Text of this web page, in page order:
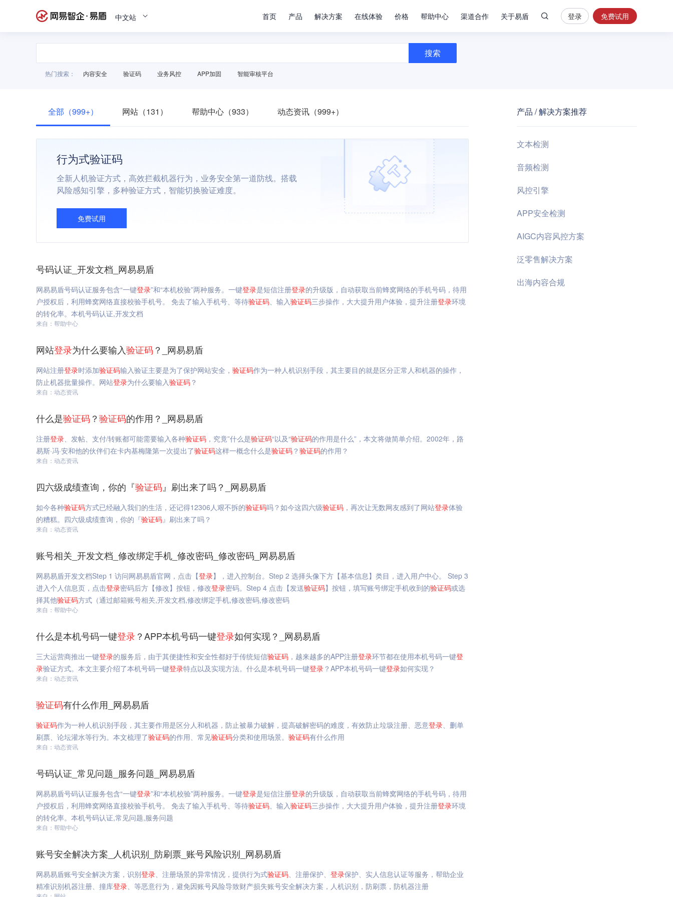
中文站 首页 产品 解决方案 在线体验 价格 帮助中心 渠道合作 关于易盾
安
全
控
登录 免费试用
搜索
热门搜索： 内容安全 验证码 业务风控 APP加固 智能审核平台
全部（999+） 网站（131） 帮助中心（933） 动态资讯（999+）
行为式验证码
全新人机验证方式，高效拦截机器行为，业务安全第一道防线。搭载
风险感知引擎，多种验证方式，智能切换验证难度。
免费试用
号码认证_开发文档_网易易盾
网易易盾号码认证服务包含“一键登录”和“本机校验”两种服务。一键登录是短信注册登录的升级版，自动获取当前蜂窝网络的手机号码，待用
户授权后，利用蜂窝网络直接校验手机号。 免去了输入手机号、等待验证码、输入验证码三步操作，大大提升用户体验，提升注册登录环境
的转化率。本机号码认证,开发文档
来自：帮助中心
网站登录为什么要输入验证码 ？_网易易盾
网站注册登录时添加验证码输入验证主要是为了保护网站安全， 验证码作为一种人机识别手段，其主要目的就是区分正常人和机器的操作，
防止机器批量操作。网站登录为什么要输入验证码 ？
来自：动态资讯
什么是验证码 ？验证码的作用？_网易易盾
注册登录、发帖、支付/转账都可能需要输入各种验证码 ，究竟”什么是验证码“以及“验证码的作用是什么”，本文将做简单介绍。2002年，路
易斯·冯·安和他的伙伴们在卡内基梅隆第一次提出了验证码这样一概念什么是验证码 ？ 验证码的作用？
来自：动态资讯
四六级成绩查询，你的『验证码 』刷出来了吗？_网易易盾
如今各种验证码方式已经融入我们的生活，还记得12306人艰不拆的验证码吗？如今这四六级验证码 ，再次让无数网友感到了网站登录体验
的糟糕。四六级成绩查询，你的『验证码』刷出来了吗？
来自：动态资讯
账号相关_开发文档_修改绑定手机_修改密码_修改密码_网易易盾
网易易盾开发文档Step 1 访问网易易盾官网，点击【登录】，进入控制台。Step 2 选择头像下方【基本信息】类目，进入用户中心。 Step 3
进入个人信息页，点击登录密码后方【修改】按钮，修改登录密码。Step 4 点击【发送验证码】按钮，填写账号绑定手机收到的验证码或选
择其他验证码方式（通过邮箱账号相关,开发文档,修改绑定手机,修改密码,修改密码
来自：帮助中心
什么是本机号码一键登录？APP本机号码一键登录如何实现？_网易易盾
三大运营商推出一键登录的服务后，由于其便捷性和安全性都好于传统短信验证码 ，越来越多的APP注册登录环节都在使用本机号码一键登
录验证方式。本文主要介绍了本机号码一键登录特点以及实现方法。什么是本机号码一键登录 ？APP本机号码一键登录如何实现？
来自：动态资讯
验证码有什么作用_网易易盾
验证码作为一种人机识别手段，其主要作用是区分人和机器，防止被暴力破解，提高破解密码的难度，有效防止垃圾注册、恶意登录、删单
刷票、论坛灌水等行为。本文梳理了验证码的作用、常见验证码分类和使用场景。 验证码有什么作用
来自：动态资讯
号码认证_常见问题_服务问题_网易易盾
网易易盾号码认证服务包含“一键登录”和“本机校验”两种服务。一键登录是短信注册登录的升级版，自动获取当前蜂窝网络的手机号码，待用
户授权后，利用蜂窝网络直接校验手机号。 免去了输入手机号、等待验证码、输入验证码三步操作，大大提升用户体验，提升注册登录环境
的转化率。本机号码认证,常见问题,服务问题
来自：帮助中心
账号安全解决方案_人机识别_防刷票_账号风险识别_网易易盾
网易易盾账号安全解决方案，识别登录、注册场景的异常情况，提供行为式验证码、注册保护、 登录保护、实人信息认证等服务，帮助企业
精准识别机器注册、撞库登录、等恶意行为，避免因账号风险导致财产损失账号安全解决方案，人机识别，防刷票，防机器注册
产品 / 解决方案推荐
文本检测
音频检测
风控引擎
APP安全检测
AIGC内容风控方案
泛零售解决方案
出海内容合规